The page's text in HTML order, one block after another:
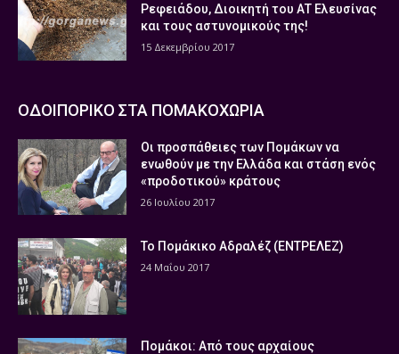
Ρεφειάδου, Διοικητή του ΑΤ Ελευσίνας
και τους αστυνομικούς της!
15 Δεκεμβρίου 2017
ΟΔΟΙΠΟΡΙΚΟ ΣΤΑ ΠΟΜΑΚΟΧΩΡΙΑ
Οι προσπάθειες των Πομάκων να
ενωθούν με την Ελλάδα και στάση ενός
«προδοτικού» κράτους
26 Ιουλίου 2017
Το Πομάκικο Αδραλέζ (ΕΝΤΡΕΛΕΖ)
24 Μαΐου 2017
Πομάκοι: Από τους αρχαίους